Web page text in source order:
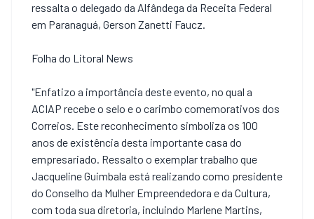
ressalta o delegado da Alfândega da Receita Federal
em Paranaguá, Gerson Zanetti Faucz.
Folha do Litoral News
"Enfatizo a importância deste evento, no qual a
ACIAP recebe o selo e o carimbo comemorativos dos
Correios. Este reconhecimento simboliza os 100
anos de existência desta importante casa do
empresariado. Ressalto o exemplar trabalho que
Jacqueline Guimbala está realizando como presidente
do Conselho da Mulher Empreendedora e da Cultura,
com toda sua diretoria, incluindo Marlene Martins,